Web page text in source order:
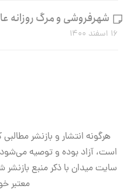
شهرفروشی و مرگ روزانه
۱۶ اسفند ۱۴۰۰
هرگونه انتشار و بازنشر
است، آزاد بوده و توصیه می‌شود.
سایت میدان با ذکر منبع
معتبر